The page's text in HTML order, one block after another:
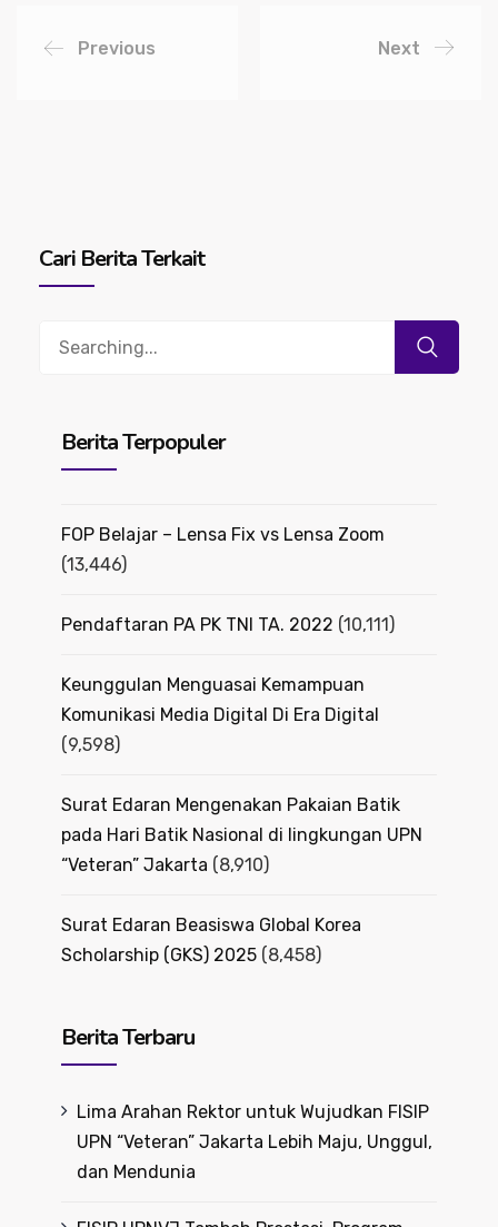
Previous Next
Cari Berita Terkait
Search
Berita Terpopuler
FOP Belajar – Lensa Fix vs Lensa Zoom
(13,446)
Pendaftaran PA PK TNI TA. 2022 (10,111)
Keunggulan Menguasai Kemampuan
Komunikasi Media Digital Di Era Digital
(9,598)
Surat Edaran Mengenakan Pakaian Batik
pada Hari Batik Nasional di lingkungan UPN
“Veteran” Jakarta (8,910)
Surat Edaran Beasiswa Global Korea
Scholarship (GKS) 2025 (8,458)
Berita Terbaru
Lima Arahan Rektor untuk Wujudkan FISIP
UPN “Veteran” Jakarta Lebih Maju, Unggul,
dan Mendunia